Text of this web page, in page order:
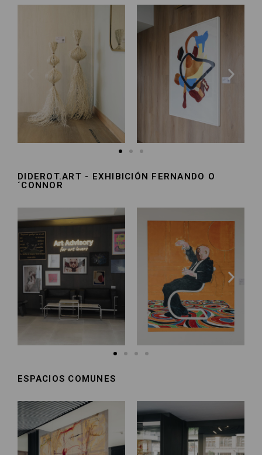
DIDEROT.ART - EXHIBICIÓN FERNANDO O
´CONNOR​
ESPACIOS COMUNES​